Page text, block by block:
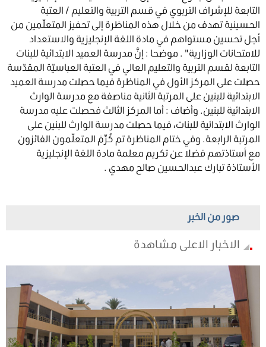
التابعة للإشراف التربوي في قسم التربية والتعليم / العتبة
الحسينية تهدف من خلال هذه المناظرة إلى تحفيز المتعلّمين من
أجل تحسين مستواهم في مادة اللغة الإنجليزية والاستعداد
للامتحانات الوزارية" . موضحا : إنَّ مدرسة العميد الابتدائية للبنات
التابعة لقسم التربية والتعليم العالي في العتبة العباسيّة المقدّسة
حصلت على المركز الأول في المناظرة فيما حصلت مدرسة العميد
الابتدائية للبنين على المرتبة الثانية مناصفة مع مدرسة الوارث
الابتدائية للبنين. وأضاف : أما المركز الثالث فحصلت عليه مدرسة
الوارث الابتدائية للبنات، فيما حصلت مدرسة الوارث للبنين على
المرتبة الرابعة. وفي ختام المناظرة تم كُرِّمَ المتعلّمون الفائزون
مع أستاذتهم فضلا عن تكريم معلمة مادة اللغة الإنجليزية
الأستاذة تبارك عبدالحسين صالح مهدي .
صور من الخبر
الاخبار الاعلى مشاهدة